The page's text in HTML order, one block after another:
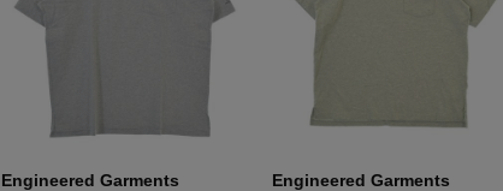
Engineered Garments Engineered Garments